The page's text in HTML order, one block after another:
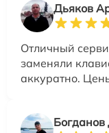
Дьяков
Отличный
заменяли
аккуратно.